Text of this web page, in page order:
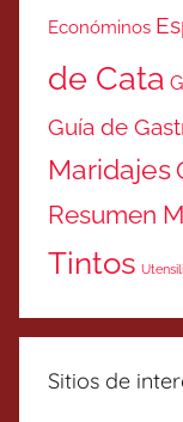
Económinos
de Cata
Guía de
Maridajes
Resumen
Tintos
Sitios de